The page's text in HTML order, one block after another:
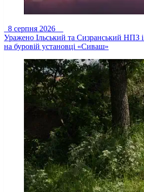
8 серпня 2026
Уражено Ільський та Сизранський НПЗ
на буровій установці «Сиваш»